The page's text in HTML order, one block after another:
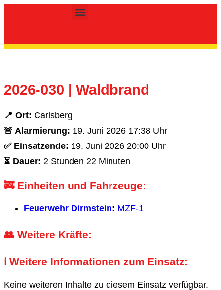
Inhalt
2026-030 | Waldbrand
📍 Ort: Carlsberg
🚨 Alarmierung: 19. Juni 2026 17:38 Uhr
✅ Einsatzende: 19. Juni 2026 20:00 Uhr
⏳ Dauer: 2 Stunden 22 Minuten
🚒 Einheiten und Fahrzeuge:
Feuerwehr Dirmstein: MZF-1
👥 Weitere Kräfte:
ℹ️ Weitere Informationen zum Einsatz:
Keine weiteren Inhalte zu diesem Einsatz verfügbar.